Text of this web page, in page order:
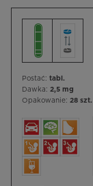
Postać: tabl.
Dawka: 2,5 mg
Opakowanie: 28 szt.